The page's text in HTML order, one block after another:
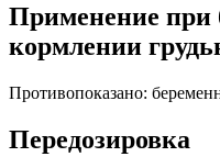
Применение при
кормлении
Противопоказано:
Передозировка